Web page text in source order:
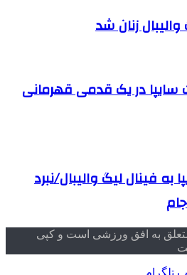
زنان شد
سایپا در یک قدمی قهرمانی
به فینال لیگ والیبال/نبرد
به افق ورزشی است و کپی